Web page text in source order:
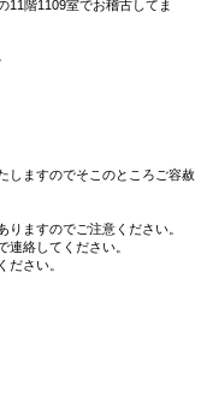
11階1109室でお稽古してま
しますのでそこのところご容赦
ますのでご注意ください。
絡してください。
さい。